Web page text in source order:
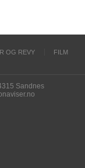
OG REVY
FILM
Sandnes